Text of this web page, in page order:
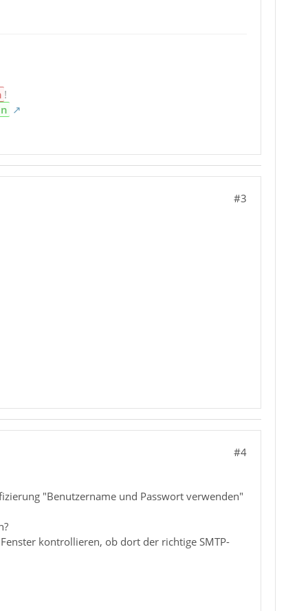
!
#3
#4
"Benutzername und Passwort verwenden"
kontrollieren, ob dort der richtige SMTP-